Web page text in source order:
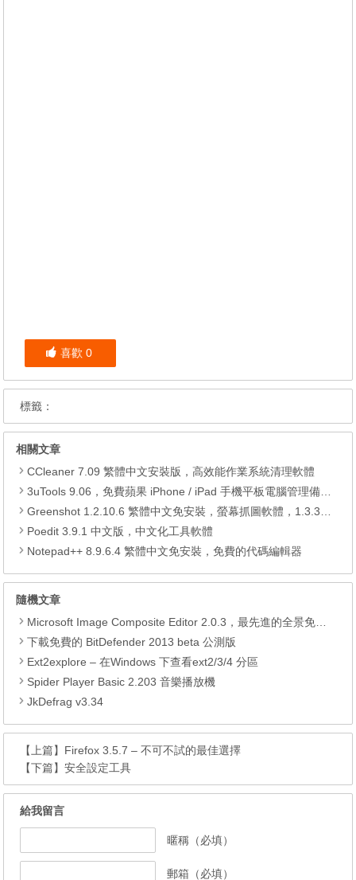
喜歡 0
標籤：
相關文章
CCleaner 7.09 繁體中文安裝版，高效能作業系統清理軟體
3uTools 9.06，免費蘋果 iPhone / iPad 手機平板電腦管理備份還原軟體
Greenshot 1.2.10.6 繁體中文免安裝，螢幕抓圖軟體，1.3.315 安裝版
Poedit 3.9.1 中文版，中文化工具軟體
Notepad++ 8.9.6.4 繁體中文免安裝，免費的代碼編輯器
隨機文章
Microsoft Image Composite Editor 2.0.3，最先進的全景免費拼接軟體
下載免費的 BitDefender 2013 beta 公測版
Ext2explore – 在Windows 下查看ext2/3/4 分區
Spider Player Basic 2.203 音樂播放機
JkDefrag v3.34
【上篇】 Firefox 3.5.7 – 不可不試的最佳選擇
【下篇】安全設定工具
給我留言
暱稱（必填）
郵箱（必填）